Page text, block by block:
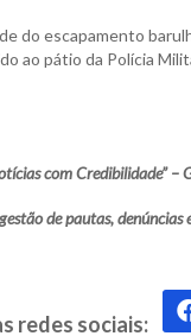
do escapamento
ao pátio da Polícia
com Credibilidade” –
de pautas,
redes sociais: